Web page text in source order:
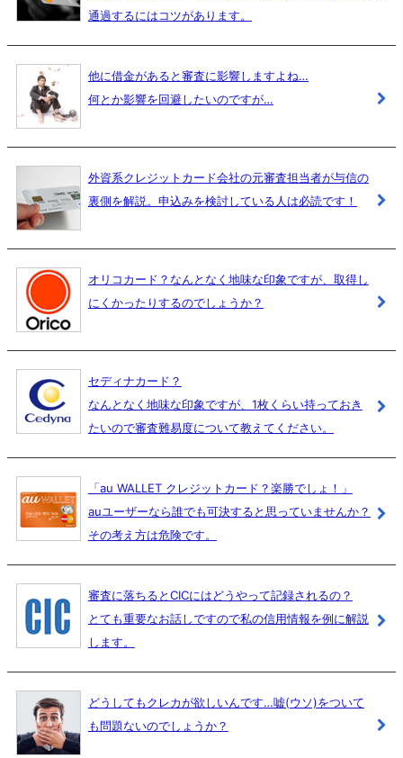
通過するにはコツがあります。
他に借金があると審査に影響しますよね…
何とか影響を回避したいのですが…
外資系クレジットカード会社の元審査担当者が与信の
裏側を解説。申込みを検討している人は必読です！
オリコカード？なんとなく地味な印象ですが、取得し
にくかったりするのでしょうか？
セディナカード？
なんとなく地味な印象ですが、1枚くらい持っておき
たいので審査難易度について教えてください。
「au WALLET クレジットカード？楽勝でしょ！」
auユーザーなら誰でも可決すると思っていませんか？
その考え方は危険です。
審査に落ちるとCICにはどうやって記録されるの？
とても重要なお話しですので私の信用情報を例に解説
します。
どうしてもクレカが欲しいんです…嘘(ウソ)をついて
も問題ないのでしょうか？